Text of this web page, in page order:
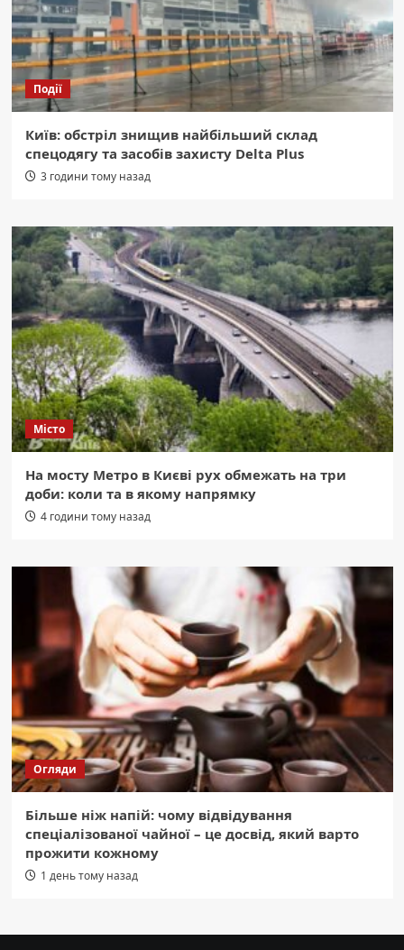
Події
Київ: обстріл знищив найбільший склад
спецодягу та засобів захисту Delta Plus
3 години тому назад
Місто
На мосту Метро в Києві рух обмежать на три
доби: коли та в якому напрямку
4 години тому назад
Огляди
Більше ніж напій: чому відвідування
спеціалізованої чайної – це досвід, який варто
прожити кожному
1 день тому назад